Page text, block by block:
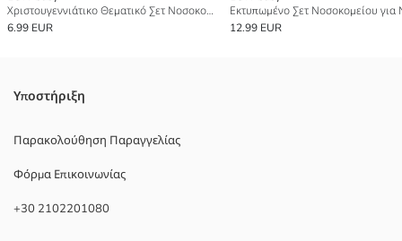
Χριστουγεννιάτικο Θεματικό Σετ Νοσοκομείου για Μωρό Αγόρι
6.99 EUR
12.99 EUR
Υποστήριξη
Παρακολούθηση Παραγγελίας
Φόρμα Επικοινωνίας
+30 2102201080